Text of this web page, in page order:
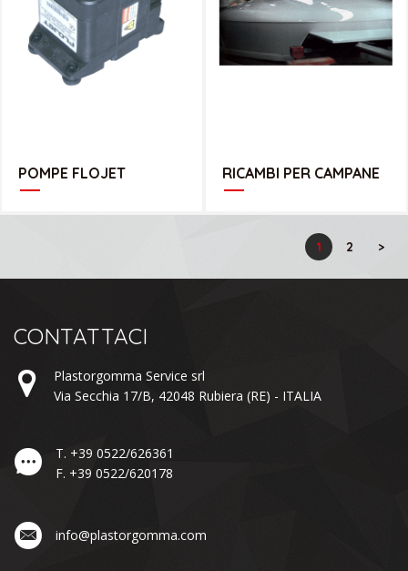
POMPE FLOJET
CATALOGO POMPA FLOJET
RICAMBI PER CAMPANE
1 2 >
CONTATTACI
Plastorgomma Service srl
Via Secchia 17/B, 42048 Rubiera (RE) - ITALIA
T. +39 0522/626361
F. +39 0522/620178
info@plastorgomma.com